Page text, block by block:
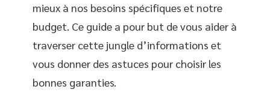
mieux à nos besoins spécifiques et notre
budget. Ce guide a pour but de vous aider à
traverser cette jungle d’informations et
vous donner des astuces pour choisir les
bonnes garanties.